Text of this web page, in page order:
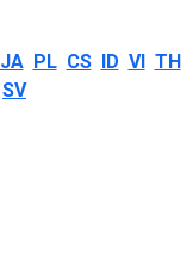
JA PL CS ID VI TH
SV